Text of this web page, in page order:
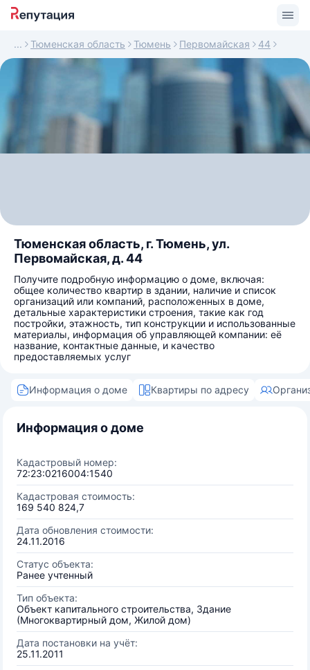
Тюменская область Тюмень Первомайская 44
Тюменская область, г. Тюмень, ул.
Первомайская, д. 44
Получите подробную информацию о доме, включая:
общее количество квартир в здании, наличие и список
организаций или компаний, расположенных в доме,
детальные характеристики строения, такие как год
постройки, этажность, тип конструкции и использованные
материалы, информация об управляющей компании: её
название, контактные данные, и качество
предоставляемых услуг
Информация о доме Квартиры по адресу
Информация о доме
Кадастровый номер:
72:23:0216004:1540
Кадастровая стоимость:
169 540 824,7
Дата обновления стоимости:
24.11.2016
Статус объекта:
Ранее учтенный
Тип объекта:
Объект капитального строительства, Здание
(Многоквартирный дом, Жилой дом)
Дата постановки на учёт:
25.11.2011